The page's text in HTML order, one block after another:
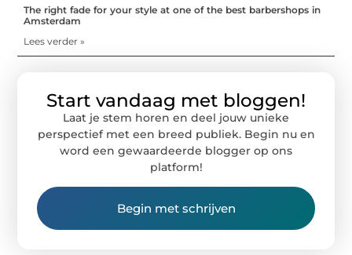
The right fade for your style at one of the best barbershops in
Amsterdam
Lees verder »
Start vandaag met bloggen!
Laat je stem horen en deel jouw unieke
perspectief met een breed publiek. Begin nu en
word een gewaardeerde blogger op ons
platform!
Begin met schrijven